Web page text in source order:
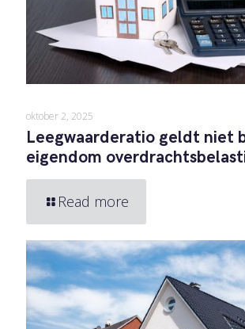
oktober 2, 2025
Leegwaarderatio geldt niet
eigendom
Read more